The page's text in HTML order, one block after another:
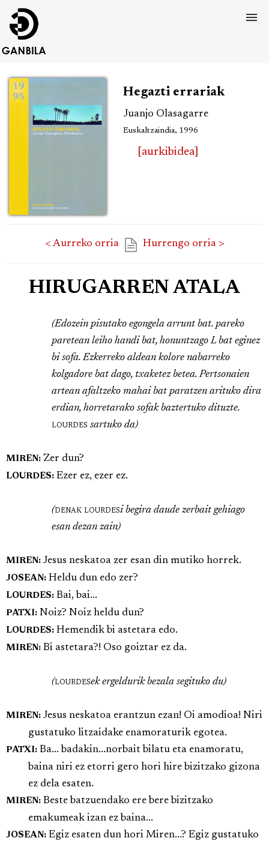
Hegazti errariak
Juanjo Olasagarre
Euskaltzaindia, 1996
[aurkibidea]
< Aurreko orria Hurrengo orria >
HIRUGARREN ATALA
(Edozein pisutako egongela arrunt bat. pareko
paretean leiho handi bat, honuntzago L bat eginez
bi sofa. Ezkerreko aldean kolore nabarreko
kolgadore bat dago, txaketez betea. Pertsonaien
artean afaltzeko mahai bat paratzen arituko dira
erdian, horretarako sofak baztertuko dituzte.
lourdes sartuko da)
MIREN: Zer dun?
LOURDES: Ezer ez, ezer ez.
(denak lourdesi begira daude zerbait gehiago
esan dezan zain)
MIREN: Jesus neskatoa zer esan din mutiko horrek.
JOSEAN: Heldu dun edo zer?
LOURDES: Bai, bai...
PATXI: Noiz? Noiz heldu dun?
LOURDES: Hemendik bi astetara edo.
MIREN: Bi astetara?! Oso goiztar ez da.
(lourdesek ergeldurik bezala segituko du)
MIREN: Jesus neskatoa erantzun ezan! Oi amodioa! Niri
gustatuko litzaidake enamoraturik egotea.
PATXI: Ba... badakin...norbait bilatu eta enamoratu,
baina niri ez etorri gero hori hire bizitzako gizona
ez dela esaten.
MIREN: Beste batzuendako ere bere bizitzako
emakumeak izan ez baina...
JOSEAN: Egiz esaten dun hori Miren...? Egiz gustatuko